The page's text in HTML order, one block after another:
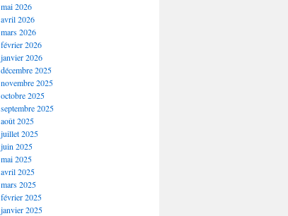
mai 2026
avril 2026
mars 2026
février 2026
janvier 2026
décembre 2025
novembre 2025
octobre 2025
septembre 2025
août 2025
juillet 2025
juin 2025
mai 2025
avril 2025
mars 2025
février 2025
janvier 2025